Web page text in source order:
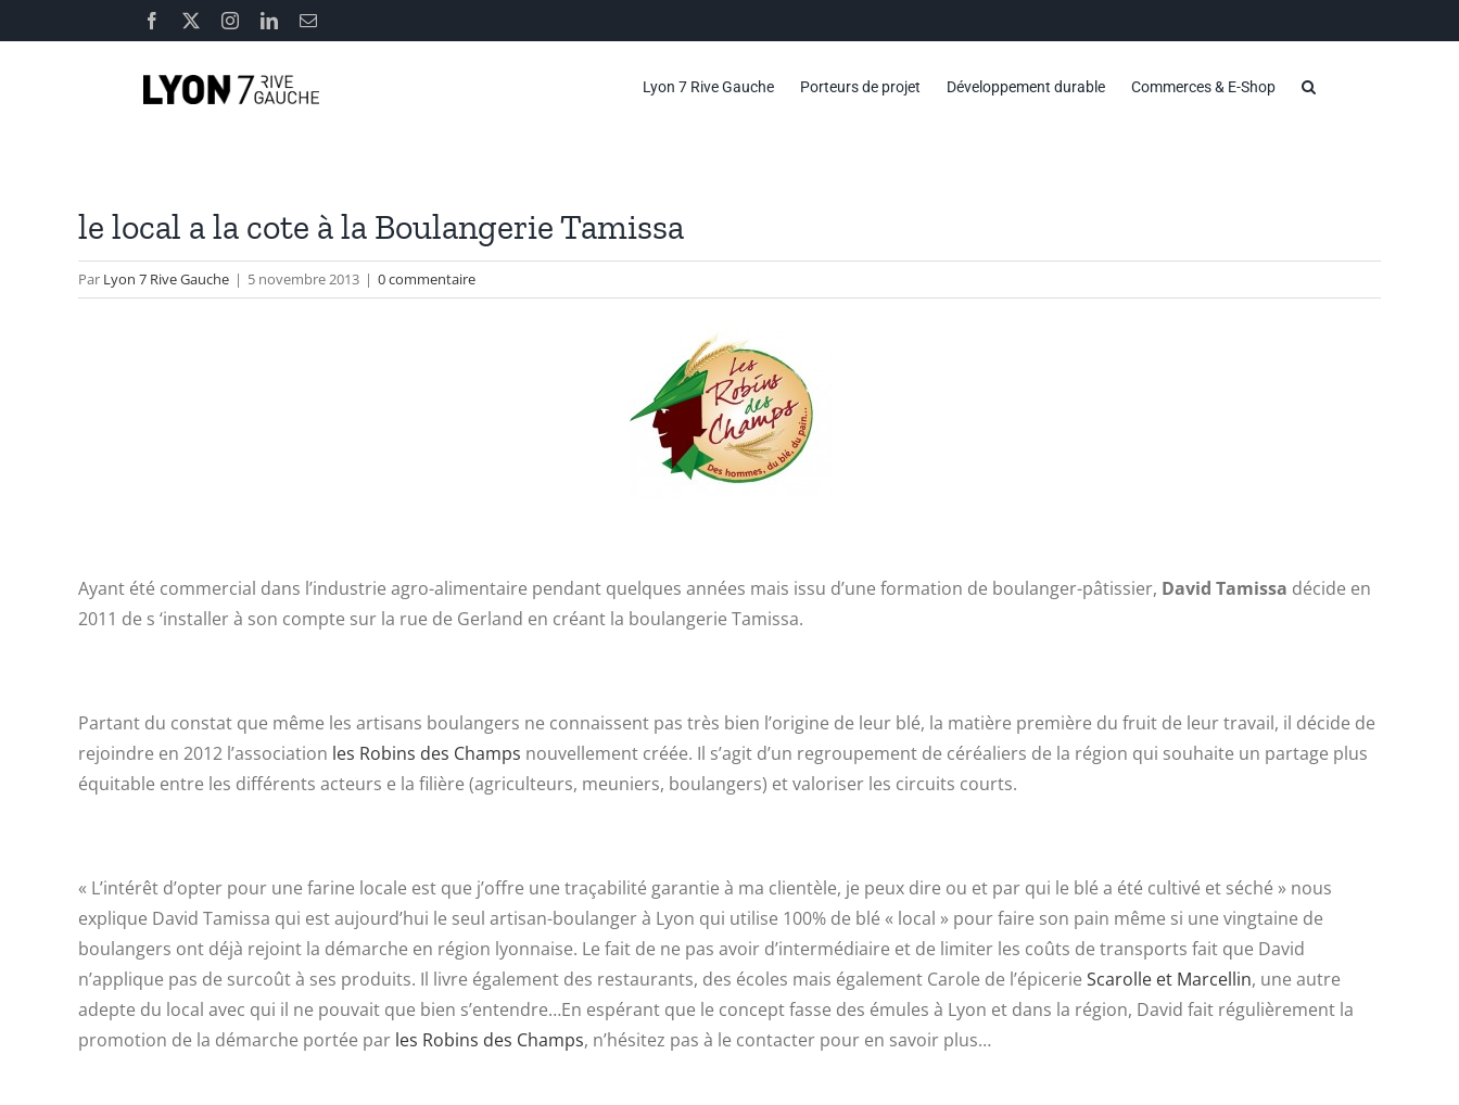
au
Facebook InstagramLinkedInEmail
Lyon 7 Rive Gauche Porteurs de projet Développement durable Commerces & E-Shop
le local a la cote à la Boulangerie Tamissa
Par Lyon 7 Rive Gauche | 5 novembre 2013 | 0 commentaire
Ayant été commercial dans l’industrie agro-alimentaire pendant quelques années mais issu d’une formation de boulanger-pâtissier, David Tamissa décide en
2011 de s ‘installer à son compte sur la rue de Gerland en créant la boulangerie Tamissa.
Partant du constat que même les artisans boulangers ne connaissent pas très bien l’origine de leur blé, la matière première du fruit de leur travail, il décide de
rejoindre en 2012 l’association les Robins des Champs nouvellement créée. Il s’agit d’un regroupement de céréaliers de la région qui souhaite un partage plus
équitable entre les différents acteurs e la filière (agriculteurs, meuniers, boulangers) et valoriser les circuits courts.
« L’intérêt d’opter pour une farine locale est que j’offre une traçabilité garantie à ma clientèle, je peux dire ou et par qui le blé a été cultivé et séché » nous
explique David Tamissa qui est aujourd’hui le seul artisan-boulanger à Lyon qui utilise 100% de blé « local » pour faire son pain même si une vingtaine de
boulangers ont déjà rejoint la démarche en région lyonnaise. Le fait de ne pas avoir d’intermédiaire et de limiter les coûts de transports fait que David
n’applique pas de surcoût à ses produits. Il livre également des restaurants, des écoles mais également Carole de l’épicerie Scarolle et Marcellin, une autre
adepte du local avec qui il ne pouvait que bien s’entendre…En espérant que le concept fasse des émules à Lyon et dans la région, David fait régulièrement la
promotion de la démarche portée par les Robins des Champs, n’hésitez pas à le contacter pour en savoir plus…